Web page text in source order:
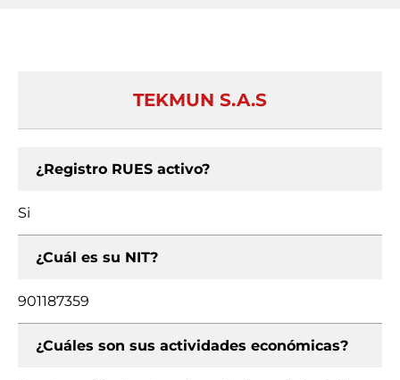
TEKMUN S.A.S
¿Registro RUES activo?
Si
¿Cuál es su NIT?
901187359
¿Cuáles son sus actividades económicas?